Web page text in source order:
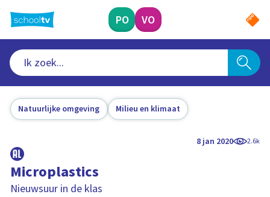
naar
hoofdinhoud
PO VO
Natuurlijke omgeving Milieu en klimaat
8 jan 2020 2.6k
Microplastics
Nieuwsuur in de klas